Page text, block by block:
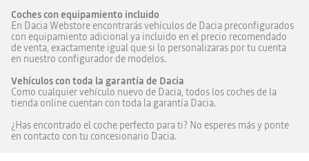
Coches con equipamiento incluido
En Dacia Webstore encontrarás vehículos de Dacia preconfigurados
con equipamiento adicional ya incluido en el precio recomendado
de venta, exactamente igual que si lo personalizaras por tu cuenta
en nuestro configurador de modelos.
Vehículos con toda la garantía de Dacia
Como cualquier vehículo nuevo de Dacia, todos los coches de la
tienda online cuentan con toda la garantía Dacia.
¿Has encontrado el coche perfecto para ti? No esperes más y ponte
en contacto con tu concesionario Dacia.